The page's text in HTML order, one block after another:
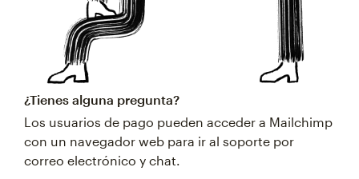
¿Tienes alguna pregunta?
Los usuarios de pago pueden acceder a Mailchimp
con un navegador web para ir al soporte por
correo electrónico y chat.